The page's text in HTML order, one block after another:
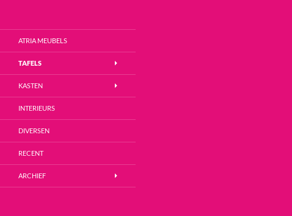
naar
ATRIA MEUBELS
TAFELS
KASTEN
INTERIEURS
DIVERSEN
RECENT
ARCHIEF